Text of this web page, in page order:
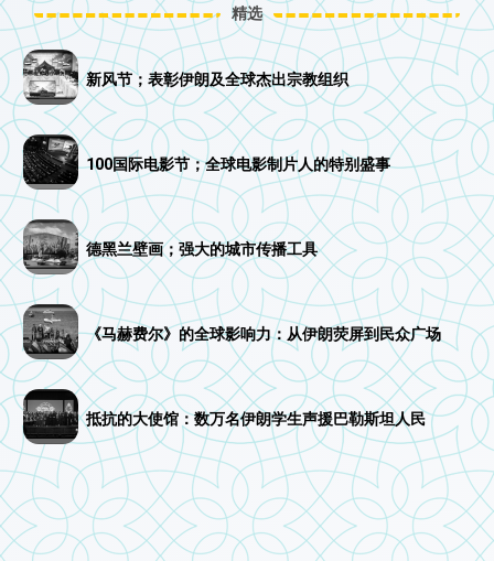
精选
新风节；表彰伊朗及全球杰出宗教组织
100国际电影节；全球电影制片人的特别盛事
德黑兰壁画；强大的城市传播工具
《马赫费尔》的全球影响力：从伊朗荧屏到民众广场
抵抗的大使馆：数万名伊朗学生声援巴勒斯坦人民